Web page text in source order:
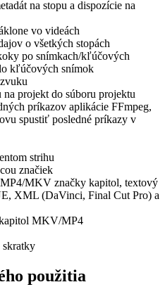
na stopu a dispozície na
vo videách
o všetkých stopách
po snímkach/kľúčových
kľúčových snímok
projekt do súboru projektu
príkazov aplikácie FFmpeg,
spustiť posledné príkazy v
strihu
značiek
MKV značky kapitol, textový
XML (DaVinci, Final Cut Pro) a
MKV/MP4
skratky
použitia